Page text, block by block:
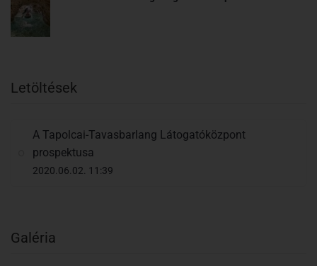
Letöltések
A Tapolcai-Tavasbarlang Látogatóközpont
prospektusa
2020.06.02. 11:39
Galéria